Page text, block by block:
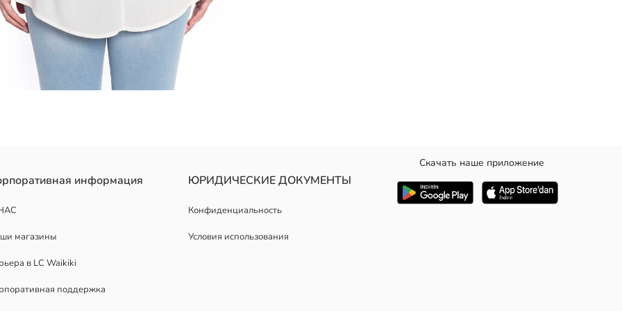
информация
магазины
в LC Waikiki
поддержка
ЮРИДИЧЕСКИЕ ДОКУМЕНТЫ
Конфиденциальность
Условия использования
Скачать наше приложение